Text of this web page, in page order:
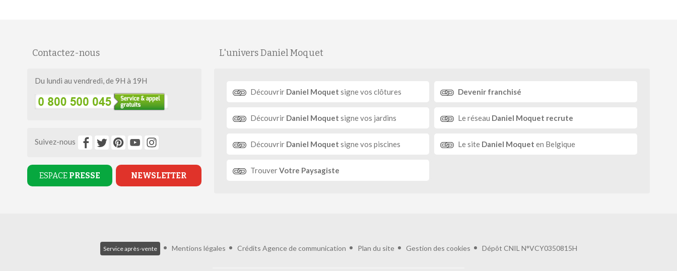
Contactez-nous
Du lundi au vendredi, de 9H à 19H
Suivez-nous
ESPACE PRESSE NEWSLETTER
L'univers Daniel Moquet
Découvrir Daniel Moquet signe vos clôtures Devenir franchisé
Découvrir Daniel Moquet signe vos jardins Le réseau Daniel Moquet recrute
Découvrir Daniel Moquet signe vos piscines Le site Daniel Moquet en Belgique
TrouverVotre Paysagiste
Service après-vente Mentions légales Crédits Agence de communication Plan du site Gestion des cookies Dépôt CNIL N°VCY0350815H